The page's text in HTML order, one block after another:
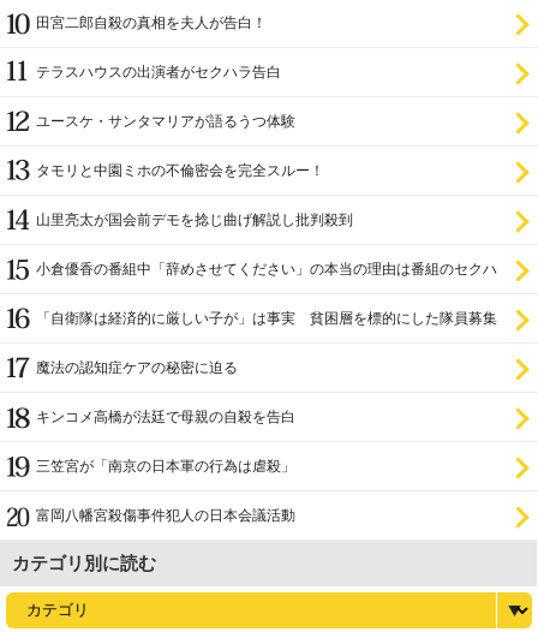
田宮二郎自殺の真相を夫人が告白！
テラスハウスの出演者がセクハラ告白
ユースケ・サンタマリアが語るうつ体験
タモリと中園ミホの不倫密会を完全スルー！
山里亮太が国会前デモを捻じ曲げ解説し批判殺到
小倉優香の番組中「辞めさせてください」の本当の理由は番組のセクハ
「自衛隊は経済的に厳しい子が」は事実 貧困層を標的にした隊員募集
魔法の認知症ケアの秘密に迫る
キンコメ高橋が法廷で母親の自殺を告白
三笠宮が「南京の日本軍の行為は虐殺」
富岡八幡宮殺傷事件犯人の日本会議活動
カテゴリ別に読む